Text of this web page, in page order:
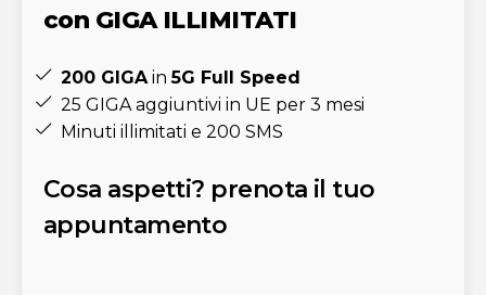
con GIGA ILLIMITATI
200 GIGA in5G Full Speed
25 GIGA aggiuntivi in UE per 3 mesi​
Minuti illimitati e 200 SMS
Cosa aspetti? prenota il tuo
appuntamento